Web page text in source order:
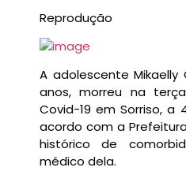
Reprodução
A adolescente Mikaelly
anos, morreu na
Covid-19 em Sorriso, a
acordo com a
histórico de
médico dela.